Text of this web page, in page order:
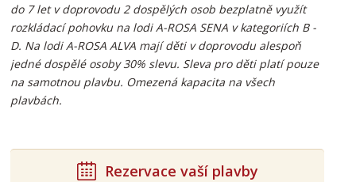
do 7 let v doprovodu 2 dospělých osob bezplatně využít
rozkládací pohovku na lodi A-ROSA SENA v kategoriích B -
D. Na lodi A-ROSA ALVA mají děti v doprovodu alespoň
jedné dospělé osoby 30% slevu. Sleva pro děti platí pouze
na samotnou plavbu. Omezená kapacita na všech
plavbách.
Rezervace vaší plavby